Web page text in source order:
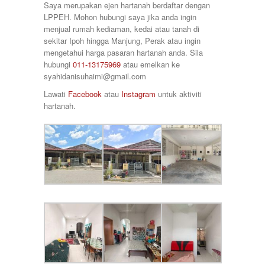
Taman Raia Mesta
Taman Raia Savanna
Taman Rapat Perdana
Taman Saujana Permai
Taman Seri Bayu
Taman Sri Ampang
Taman Tawas Permai
Taman Temara
Taman Tronoh Universiti
Tanah Hitam
Tanjung Malim
Tanjung Rambutan
Tapah
Teluk Intan
Tronoh
700000
75000
78000
80000
85000
90000
920000
Saya merupakan ejen hartanah berdaftar dengan
LPPEH. Mohon hubungi saya jika anda ingin
menjual rumah kediaman, kedai atau tanah di
sekitar Ipoh hingga Manjung, Perak atau ingin
mengetahui harga pasaran hartanah anda. Sila
hubungi 011-13175969 atau emelkan ke
syahidanisuhaimi@gmail.com
Lawati Facebook atau Instagram untuk aktiviti
hartanah.